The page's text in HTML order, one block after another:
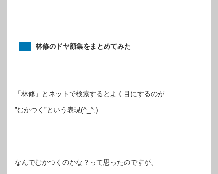
林修のドヤ顔集をまとめてみた
「林修」とネットで検索するとよく目にするのが
”むかつく”という表現(^_^;)
なんでむかつくのかな？って思ったのですが、